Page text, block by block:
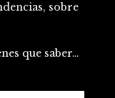
sobre
que saber…